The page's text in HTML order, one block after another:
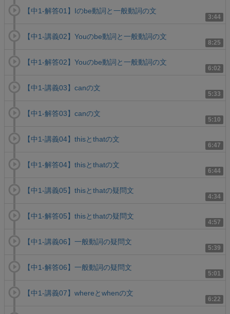
3:44
【中1-解答01】Iのbe動詞と一般動詞の文
8:25
【中1-講義02】Youのbe動詞と一般動詞の文
6:02
【中1-解答02】Youのbe動詞と一般動詞の文
5:33
【中1-講義03】canの文
5:10
【中1-解答03】canの文
6:47
【中1-講義04】thisとthatの文
6:44
【中1-解答04】thisとthatの文
4:34
【中1-講義05】thisとthatの疑問文
4:57
【中1-解答05】thisとthatの疑問文
5:39
【中1-講義06】一般動詞の疑問文
5:01
【中1-解答06】一般動詞の疑問文
6:22
【中1-講義07】whereとwhenの文